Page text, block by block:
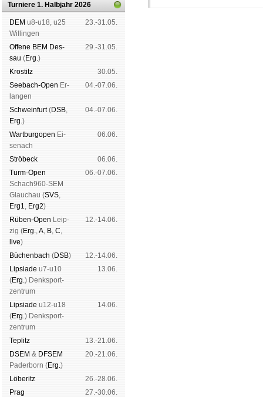
Turniere 1. Halbjahr 2026
DEM u8-u18, u25
Wil­lin­gen
23.-31.05.
Offene BEM Des­
sau (Erg.)
29.-31.05.
Kros­titz
30.05.
See­bach-Open Er­
lan­gen
04.-07.06.
Schwein­furt(DSB,
Erg.)
04.-07.06.
Wart­burg­open Ei­
se­nach
06.06.
Strö­beck
06.06.
Turm-Open
Schach960-SEM
Glau­chau (SVS,
Erg1, Erg2)
06.-07.06.
Rüben-Open Leip­
zig (Erg.,A, B, C,
live)
12.-14.06.
Büchen­bach (DSB)
12.-14.06.
Lipsiade u7-u10
(Erg.) Denk­sport­
zen­trum
13.06.
Lipsiade u12-u18
(Erg.) Denk­sport­
zen­trum
14.06.
Tep­litz
13.-21.06.
DSEM & DFSEM
Pader­born (Erg.)
20.-21.06.
Lö­be­ritz
26.-28.06.
Prag
27.-30.06.